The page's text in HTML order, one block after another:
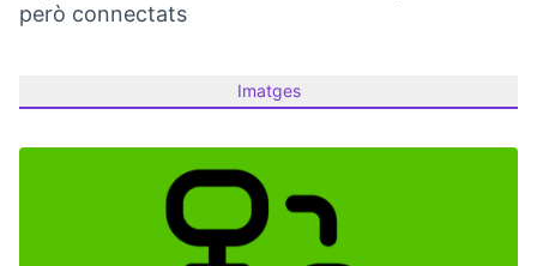
però connectats
Imatges